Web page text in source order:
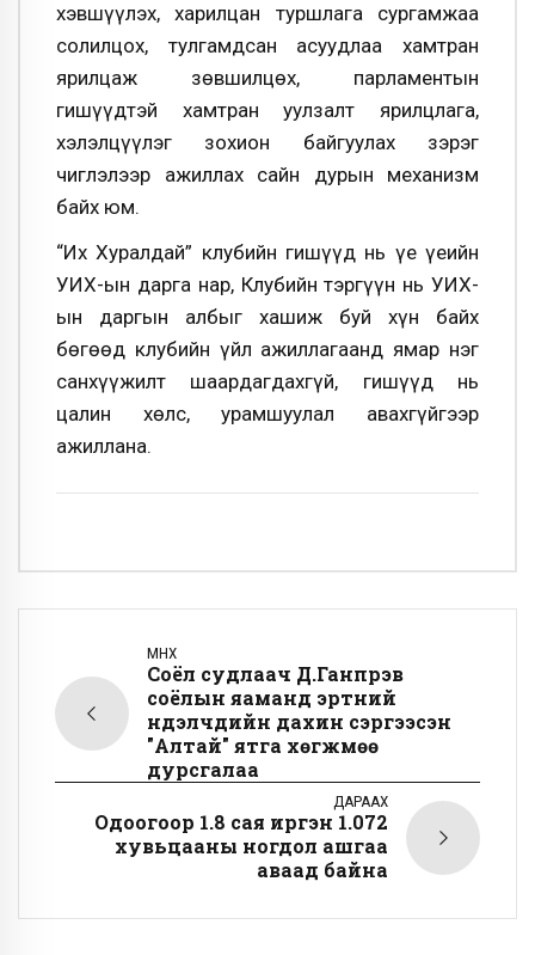
хэвшүүлэх, харилцан туршлага сургамжаа
солилцох, тулгамдсан асуудлаа хамтран
ярилцаж зөвшилцөх, парламентын
гишүүдтэй хамтран уулзалт ярилцлага,
хэлэлцүүлэг зохион байгуулах зэрэг
чиглэлээр ажиллах сайн дурын механизм
байх юм.
“Их Хуралдай” клубийн гишүүд нь үе үеийн
УИХ-ын дарга нар, Клубийн тэргүүн нь УИХ-
ын даргын албыг хашиж буй хүн байх
бөгөөд клубийн үйл ажиллагаанд ямар нэг
санхүүжилт шаардагдахгүй, гишүүд нь
цалин хөлс, урамшуулал авахгүйгээр
ажиллана.
ӨМНӨХ
Соёл судлаач Д.Ганпүрэв
соёлын яаманд эртний
нүүдэлчдийн дахин сэргээсэн
"Алтай" ятга хөгжмөө
дурсгалаа
ДАРААХ
Одоогоор 1.8 сая иргэн 1.072
хувьцааны ногдол ашгаа
аваад байна